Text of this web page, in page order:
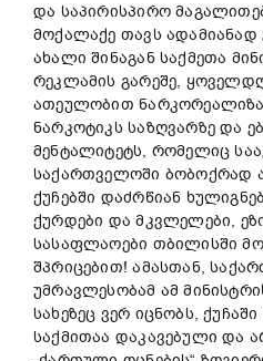
და საპირისპირო
მოქალაქე თავს
ახალი შინაგან საქმეთა
რეკლამის გარეშე,
ათეულობით
ნარკოტიკს საზღვარზე და
მენტალიტეტს, რომელიც
საქართველოში ბობოქრად
ქუჩებში დაძრწიან
ქურდები და მკვლელები,
სასაფლაოები თბილისში
შპრიცებით! ამასთან,
უმრავლესობამ ამ
სახეზეც ვერ იცნობს,
საქმითაა დაკავებული და